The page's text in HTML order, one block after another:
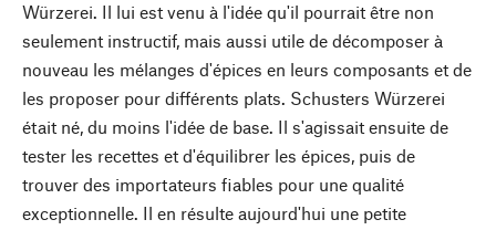
Würzerei. Il lui est venu à l'idée qu'il pourrait être non
seulement instructif, mais aussi utile de décomposer à
nouveau les mélanges d'épices en leurs composants et de
les proposer pour différents plats. Schusters Würzerei
était né, du moins l'idée de base. Il s'agissait ensuite de
tester les recettes et d'équilibrer les épices, puis de
trouver des importateurs fiables pour une qualité
exceptionnelle. Il en résulte aujourd'hui une petite